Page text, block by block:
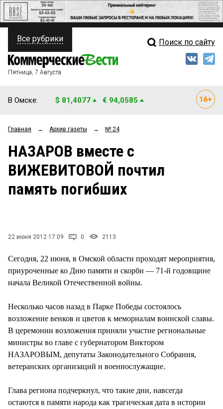
ПОЛИТИКА
ФИНАНСЫ
ОБЩЕСТВО
ЗАКОН
НОВОСТИ КОМПАНИЙ
Свежий выпуск
Рейтинги
Блоги
Все рубрики Поиск по сайту
Пятница, 7 Августа
В Омске: $ 81,4077 € 94,0585
Главная → Архив газеты → № 24
НАЗАРОВ вместе с
ВИЖЕВИТОВОЙ почтил
память погибших
22 июня 2012 17:09 0 2113
Сегодня, 22 июня, в Омской области проходят мероприятия,
приуроченные ко Дню памяти и скорби — 71-й годовщине
начала Великой Отечественной войны.
Несколько часов назад в Парке Победы состоялось
возложение венков и цветов к мемориалам воинской славы.
В церемонии возложения приняли участие региональные
министры во главе с губернатором Виктором
НАЗАРОВЫМ, депутаты Законодательного Собрания,
ветеранских организаций и военнослужащие.
Глава региона подчеркнул, что такие дни, навсегда
остаются в памяти народа как трагическая дата в истории